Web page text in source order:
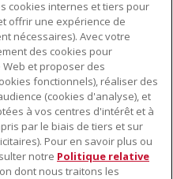
GRILLE-PAINS
cookies internes et tiers pour
offrir une expérience de
nécessaires). Avec votre
des cookies pour
et proposer des
fonctionnels), réaliser des
(cookies d'analyse), et
à vos centres d'intérêt et à
par le biais de tiers et sur
Pour en savoir plus ou
notre Politique relative
dont nous traitons les